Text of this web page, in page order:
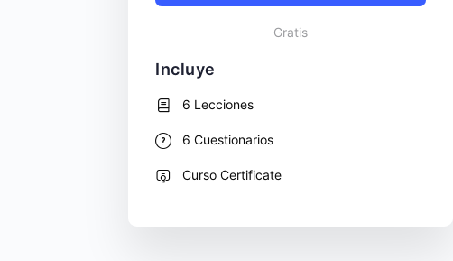
Gratis
Incluye
6 Lecciones
6 Cuestionarios
Curso Certificate